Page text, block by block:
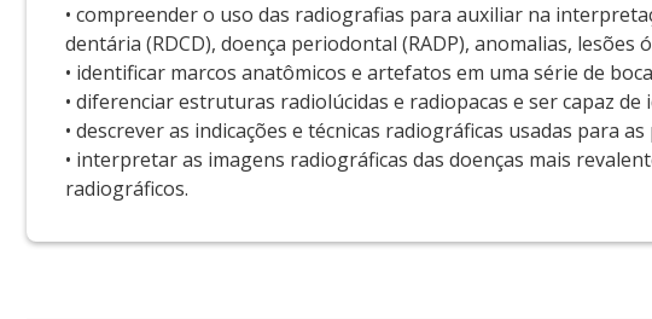
• compreender o uso das radiografias para auxiliar na
dentária (RDCD), doença periodontal (RADP), anomalias,
• identificar marcos anatômicos e artefatos em uma série de
• diferenciar estruturas radiolúcidas e radiopacas e ser capaz
• descrever as indicações e técnicas radiográficas usadas para
• interpretar as imagens radiográficas das doenças mais
radiográficos.